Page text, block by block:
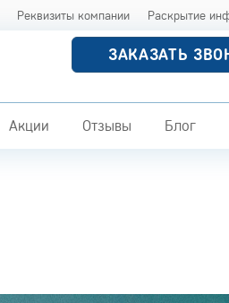
Реквизиты компании Раскрытие
ЗАКАЗАТЬ
Акции Отзывы Блог